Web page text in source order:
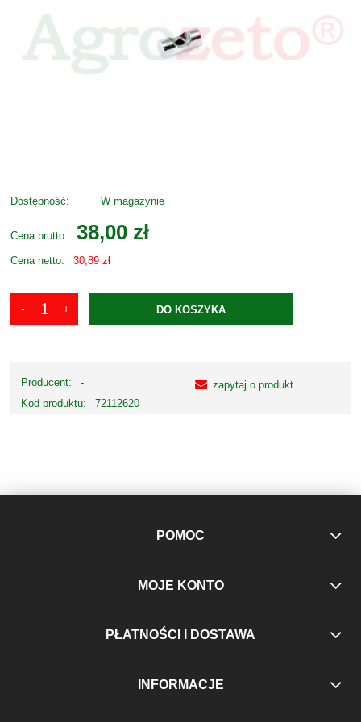
Dostępność: W magazynie
Cena brutto: 38,00 zł
Cena netto: 30,89 zł
DO KOSZYKA
Producent:
-
Kod produktu:
72112620
zapytaj o produkt
POMOC
MOJE KONTO
PŁATNOŚCI I DOSTAWA
INFORMACJE